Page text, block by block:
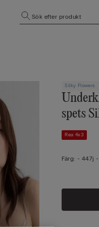
Sök efter produkt
Silky Flowers
spets
Rea 4x3
Färg: - 447j